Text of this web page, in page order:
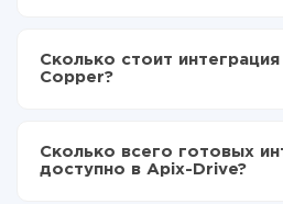
Теперь данные будут
передаваться из Typeform
отличаться и составлять от 5-
среднем настройка занимает
Сколько стоит
Copper?
функционал. Вы оплачиваете
данных, которые по факту
Сколько всего готовых
доступно в Apix-Drive?